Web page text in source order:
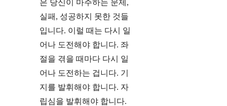
은 당신이 마주하는 문제,
실패, 성공하지 못한 것들
입니다. 이럴 때는 다시 일
어나 도전해야 합니다. 좌
절을 겪을 때마다 다시 일
어나 도전하는 겁니다. 기
지를 발휘해야 합니다. 자
립심을 발휘해야 합니다.